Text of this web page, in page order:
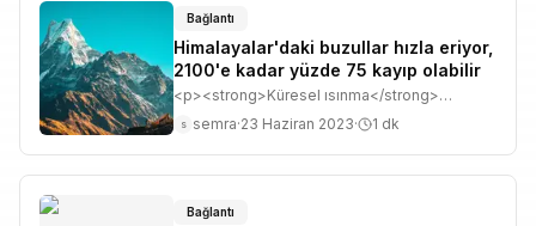
Bağlantı
Himalayalar'daki buzullar hızla eriyor,
2100'e kadar yüzde 75 kayıp olabilir
<p><strong>Küresel ısınma</strong>
kapımızdaki en tehlikeli ve korkutucu
düşmanlardan biri.&nbsp;</p><p>Yeni bir
rapora göre, küresel ısınma nedeniyle
Hindukuş ve Himalayalar'daki
yüzyılın sonuna kadar eriyebilir. Bölgedeki
s semra·23 Haziran 2023· 1 dk
Bağlantı